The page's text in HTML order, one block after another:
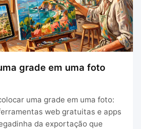
grade em uma foto
uma grade em uma foto:
web gratuitas e apps
da exportação que